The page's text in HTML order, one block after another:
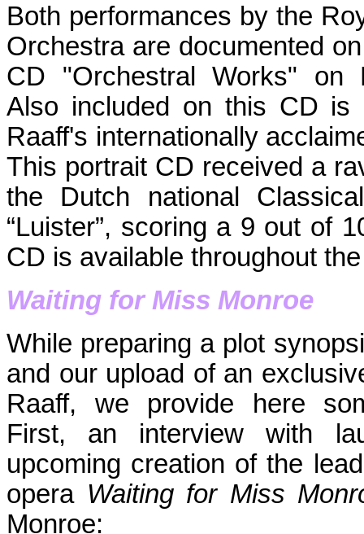
Both performances by the
Orchestra are documented
CD "Orchestral Works" on
Also included on this CD is
Raaff's internationally
This portrait CD received a
the Dutch national
“Luister”, scoring a 9 out of
CD is available throughout
Waiting for Miss Monroe
While preparing a plot
and our upload of an
Raaff, we provide here
First, an interview with
upcoming creation of the
opera Waiting for Miss
Monroe: